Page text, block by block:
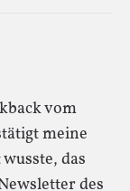
vom
meine
das
des